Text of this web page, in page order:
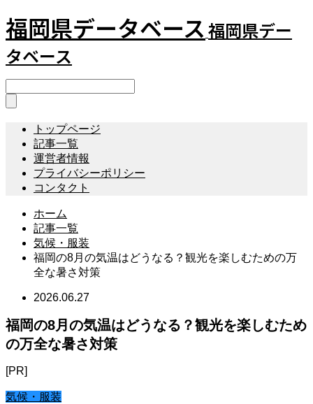
福岡県データベース 福岡県デー
タベース
トップページ
記事一覧
運営者情報
プライバシーポリシー
コンタクト
ホーム
記事一覧
気候・服装
福岡の8月の気温はどうなる？観光を楽しむための万
全な暑さ対策
2026.06.27
福岡の8月の気温はどうなる？観光を楽しむため
の万全な暑さ対策
[PR]
気候・服装